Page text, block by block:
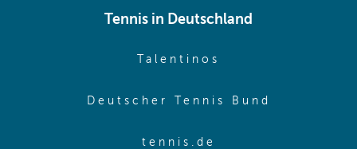
Tennis in Deutschland
Talentinos
Deutscher Tennis Bund
tennis.de